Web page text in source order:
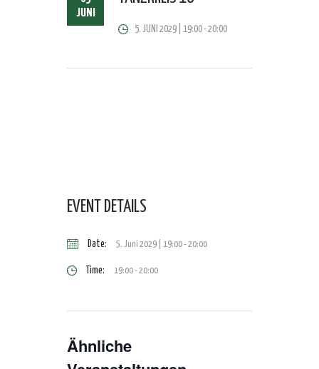
JUNI
5. JUNI 2029 | 19:00-20:00
EVENT DETAILS
Date: 5. Juni 2029 | 19:00-20:00
Time: 19:00 - 20:00
Ähnliche